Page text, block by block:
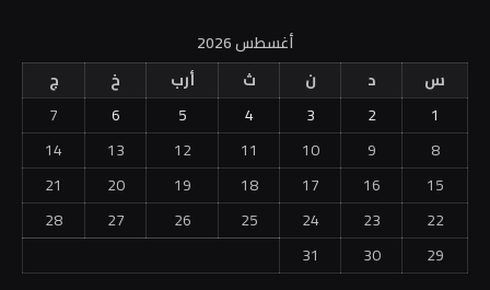
أغسطس 2026
س
د ن ث أرب خ
ج
1
2
3
4
5
6
7
8
9
10
11
12
13
14
15
16
17
18
19
20
21
22
23
24
25
26
27
28
29
30
31